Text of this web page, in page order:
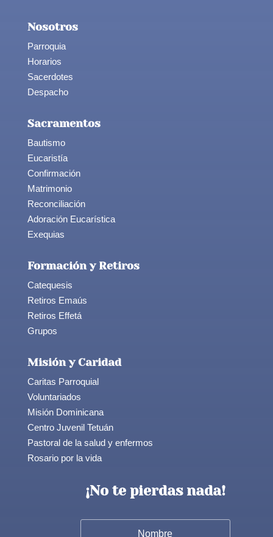
Nosotros
Parroquia
Horarios
Sacerdotes
Despacho
Sacramentos
Bautismo
Eucaristía
Confirmación
Matrimonio
Reconciliación
Adoración Eucarística
Exequias
Formación y Retiros
Catequesis
Retiros Emaús
Retiros Effetá
Grupos
Misión y Caridad
Caritas Parroquial
Voluntariados
Misión Dominicana
Centro Juvenil Tetuán
Pastoral de la salud y enfermos
Rosario por la vida
¡No te pierdas nada!